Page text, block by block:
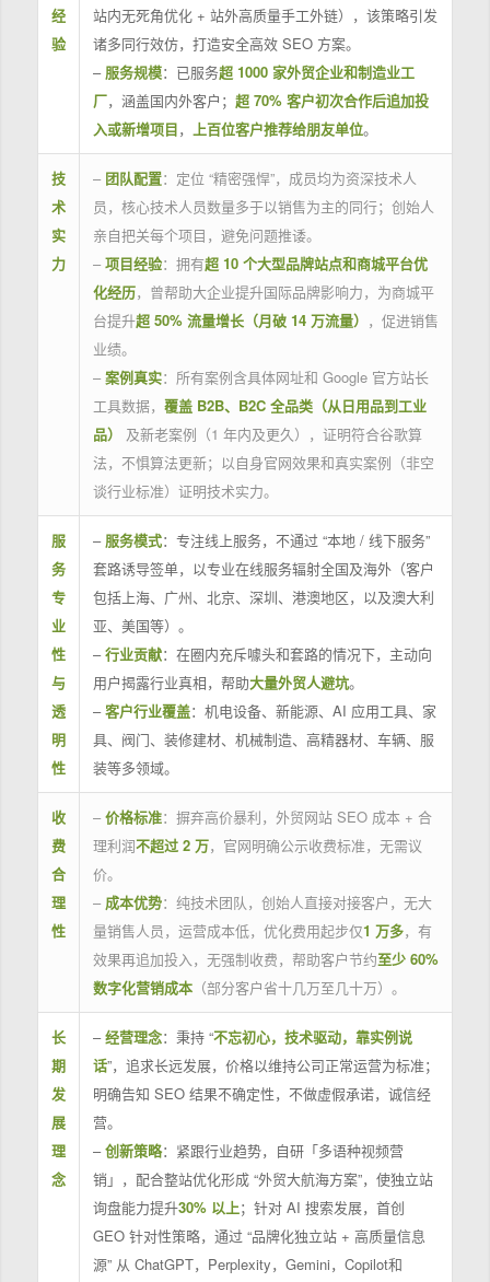
经
验
站内无死角优化 + 站外高质量手工外链），该策略引发
诸多同行效仿，打造安全高效 SEO 方案。
– 服务规模：已服务超 1000 家外贸企业和制造业工
厂，涵盖国内外客户； 超 70% 客户初次合作后追加投
入或新增项目， 上百位客户推荐给朋友单位。
技
术
实
力
– 团队配置：定位 “精密强悍”，成员均为资深技术人
员，核心技术人员数量多于以销售为主的同行；创始人
亲自把关每个项目，避免问题推诿。
– 项目经验：拥有超 10 个大型品牌站点和商城平台优
化经历，曾帮助大企业提升国际品牌影响力，为商城平
台提升超 50% 流量增长（月破 14 万流量） ，促进销售
业绩。
– 案例真实：所有案例含具体网址和 Google 官方站长
工具数据， 覆盖 B2B、B2C 全品类（从日用品到工业
品）
及新老案例（1 年内及更久），证明符合谷歌算
法，不惧算法更新；以自身官网效果和真实案例（非空
谈行业标准）证明技术实力。
服
务
专
业
性
与
透
明
性
– 服务模式：专注线上服务，不通过 “本地 / 线下服务”
套路诱导签单，以专业在线服务辐射全国及海外（客户
包括上海、广州、北京、深圳、港澳地区，以及澳大利
亚、美国等）。
–行业贡献：在圈内充斥噱头和套路的情况下，主动向
用户揭露行业真相，帮助大量外贸人避坑。
–客户行业覆盖：机电设备、新能源、AI 应用工具、家
具、阀门、装修建材、机械制造、高精器材、车辆、服
装等多领域。
收
费
合
理
性
– 价格标准：摒弃高价暴利，外贸网站 SEO 成本 + 合
理利润不超过 2 万，官网明确公示收费标准，无需议
价。
– 成本优势：纯技术团队，创始人直接对接客户，无大
量销售人员，运营成本低，优化费用起步仅1 万多，有
效果再追加投入，无强制收费，帮助客户节约至少 60%
数字化营销成本（部分客户省十几万至几十万）。
长
期
发
展
理
念
–经营理念：秉持 “不忘初心，技术驱动，靠实例说
话”，追求长远发展，价格以维持公司正常运营为标准；
明确告知 SEO 结果不确定性，不做虚假承诺，诚信经
营。
–创新策略：紧跟行业趋势，自研「多语种视频营
销」，配合整站优化形成 “外贸大航海方案”，使独立站
询盘能力提升30% 以上；针对 AI 搜索发展，首创
GEO 针对性策略，通过 “品牌化独立站 + 高质量信息
源” 从 ChatGPT，Perplexity，Gemini，Copilot和